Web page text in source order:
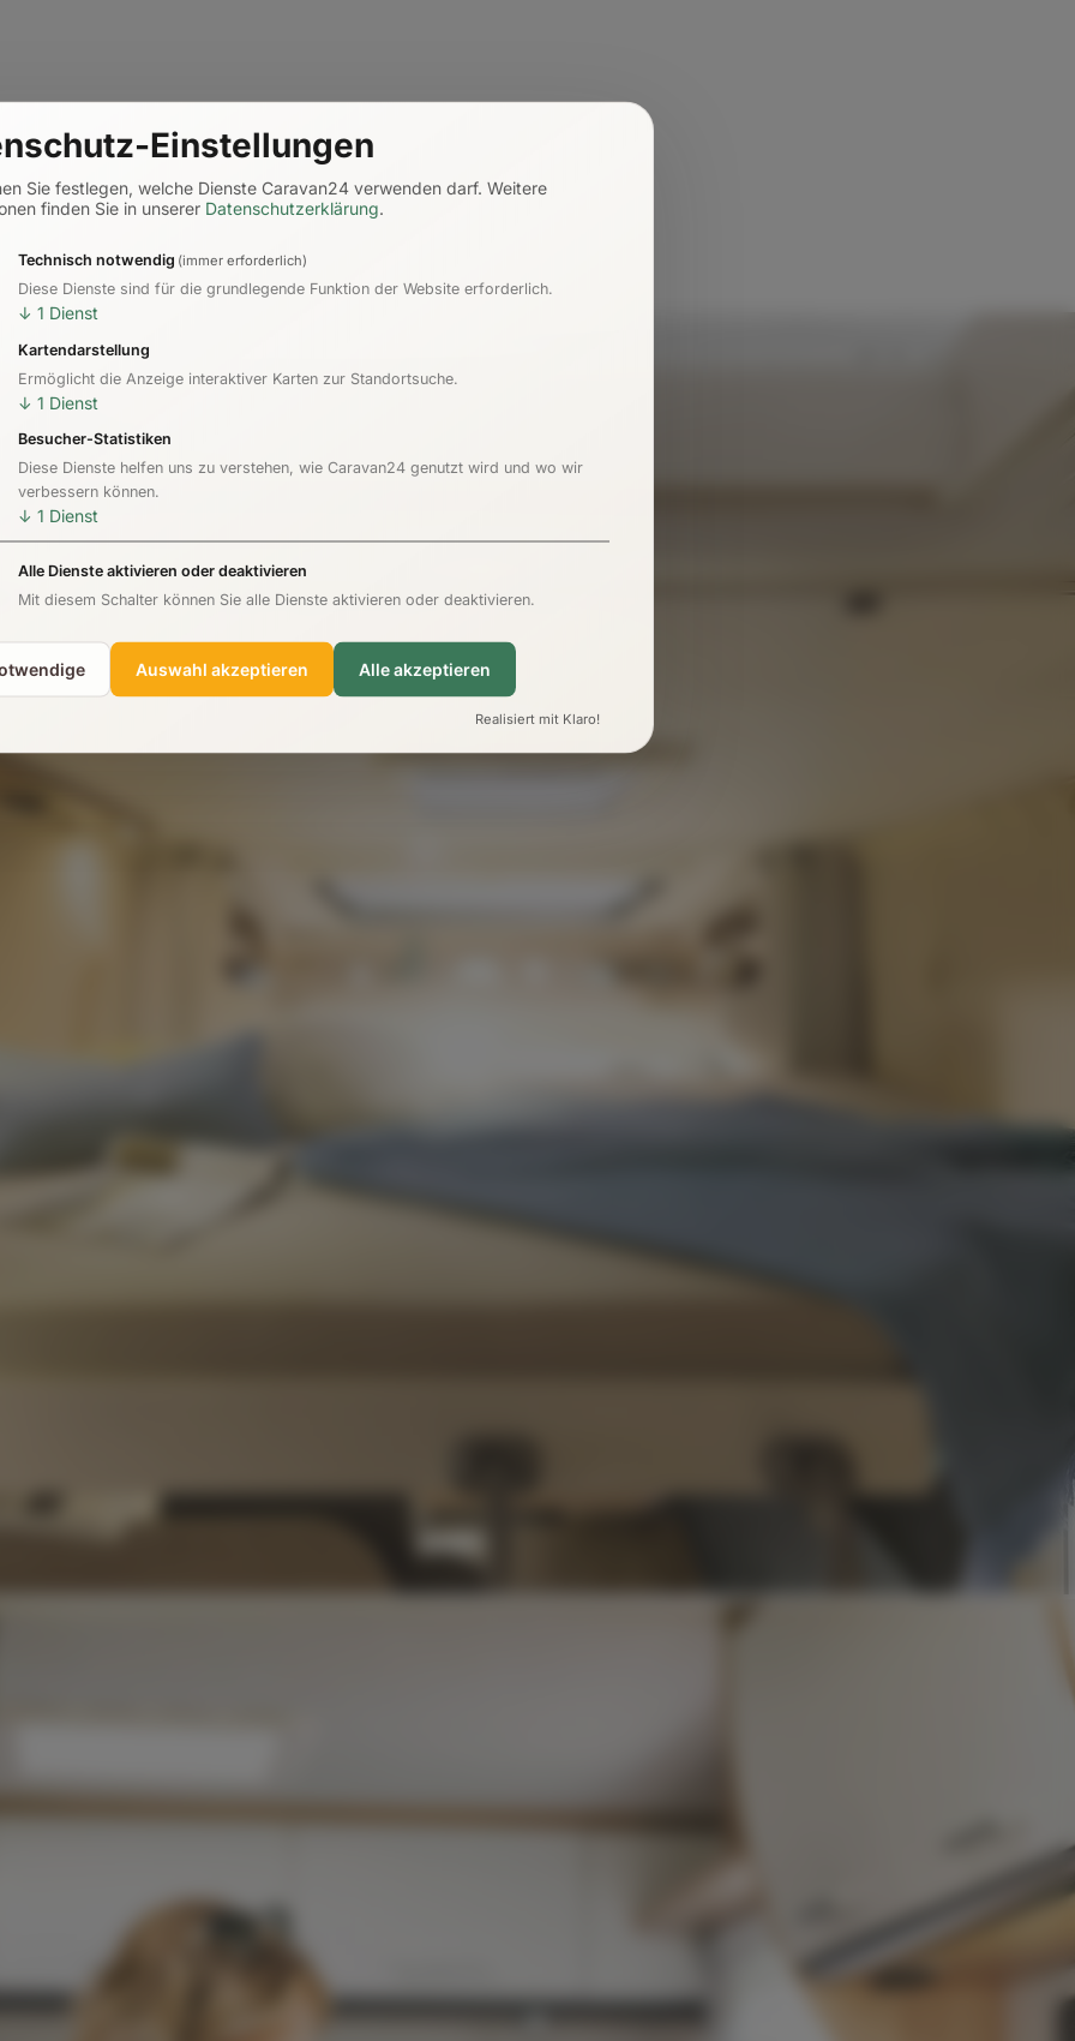
Einstellungen
Sie festlegen, welche Dienste Caravan24 verwenden darf. Weitere
finden Sie in unserer Datenschutzerklärung.
Technisch notwendig (immer erforderlich)
Diese Dienste sind für die grundlegende Funktion der Website erforderlich.
↓ 1 Dienst
Kartendarstellung
Ermöglicht die Anzeige interaktiver Karten zur Standortsuche.
↓ 1 Dienst
Besucher-Statistiken
Diese Dienste helfen uns zu verstehen, wie Caravan24 genutzt wird und wo wir
verbessern können.
↓ 1 Dienst
Alle Dienste aktivieren oder deaktivieren
Mit diesem Schalter können Sie alle Dienste aktivieren oder deaktivieren.
Auswahl akzeptieren Alle akzeptieren
Realisiert mit Klaro!